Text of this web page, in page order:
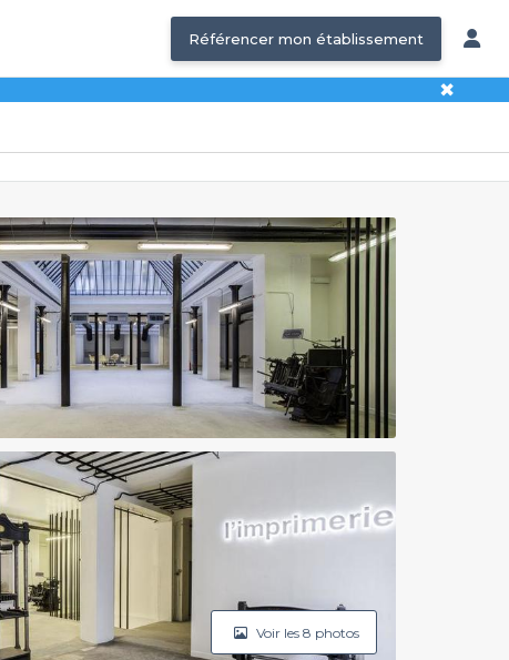
Référencer mon établissement
✖
Voir les 8 photos